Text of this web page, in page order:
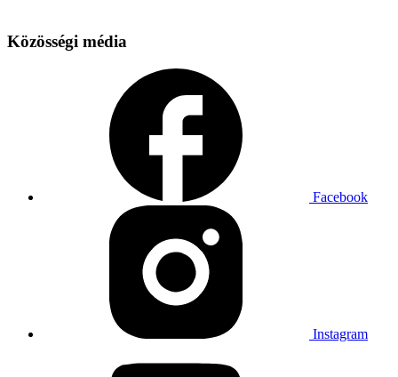
Közösségi média
Facebook
Instagram